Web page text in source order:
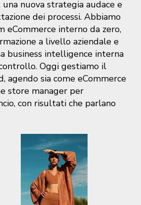
nuova strategia audace e
dei processi. Abbiamo
eCommerce interno da zero,
a livello aziendale e
business intelligence interna
Oggi gestiamo il
agendo sia come eCommerce
store manager per
con risultati che parlano